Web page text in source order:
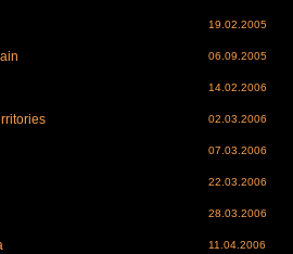
19.02.2005
06.09.2005
14.02.2006
02.03.2006
07.03.2006
22.03.2006
28.03.2006
11.04.2006